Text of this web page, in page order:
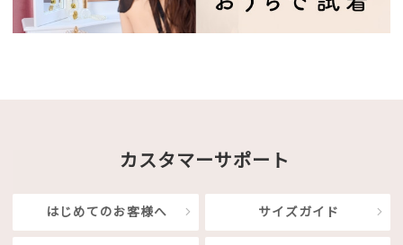
カスタマーサポート
はじめてのお客様へ サイズガイド